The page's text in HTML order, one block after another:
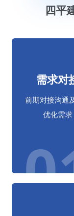
四平
需求对
前期对接沟通
优化需求